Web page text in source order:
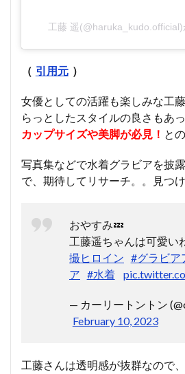
工藤 遥
（ 引用元 ）
女優としての活躍も楽しみな工
らっとしたスタイルの良さもあ
カップサイズや美脚が必見！ と
写真集などで水着グラビアを披
で、期待してリサーチ。。見つ
おやすみ💤
工藤遥ちゃんは可愛い
撮ヒロイン #グラビア
ア #水着
— カーリートントン
February 10, 2023
工藤さんは透明感が抜群なので